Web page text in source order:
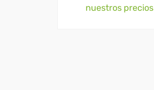
nuestros precios